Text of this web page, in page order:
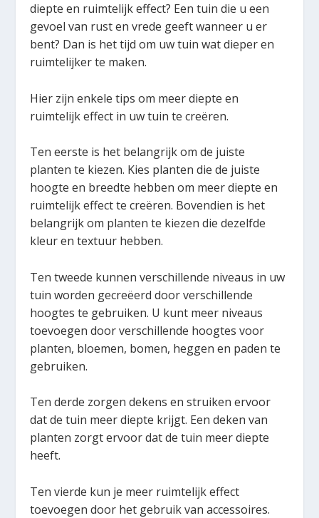
diepte en ruimtelijk effect? Een tuin die u een
gevoel van rust en vrede geeft wanneer u er
bent? Dan is het tijd om uw tuin wat dieper en
ruimtelijker te maken.
Hier zijn enkele tips om meer diepte en
ruimtelijk effect in uw tuin te creëren.
Ten eerste is het belangrijk om de juiste
planten te kiezen. Kies planten die de juiste
hoogte en breedte hebben om meer diepte en
ruimtelijk effect te creëren. Bovendien is het
belangrijk om planten te kiezen die dezelfde
kleur en textuur hebben.
Ten tweede kunnen verschillende niveaus in uw
tuin worden gecreëerd door verschillende
hoogtes te gebruiken. U kunt meer niveaus
toevoegen door verschillende hoogtes voor
planten, bloemen, bomen, heggen en paden te
gebruiken.
Ten derde zorgen dekens en struiken ervoor
dat de tuin meer diepte krijgt. Een deken van
planten zorgt ervoor dat de tuin meer diepte
heeft.
Ten vierde kun je meer ruimtelijk effect
toevoegen door het gebruik van accessoires.